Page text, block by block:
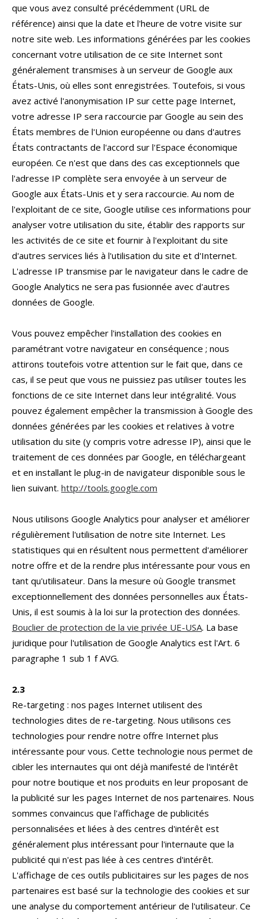
que vous avez consulté précédemment (URL de
référence) ainsi que la date et l'heure de votre visite sur
notre site web. Les informations générées par les cookies
concernant votre utilisation de ce site Internet sont
généralement transmises à un serveur de Google aux
États-Unis, où elles sont enregistrées. Toutefois, si vous
avez activé l'anonymisation IP sur cette page Internet,
votre adresse IP sera raccourcie par Google au sein des
États membres de l'Union européenne ou dans d'autres
États contractants de l'accord sur l'Espace économique
européen. Ce n'est que dans des cas exceptionnels que
l'adresse IP complète sera envoyée à un serveur de
Google aux États-Unis et y sera raccourcie. Au nom de
l'exploitant de ce site, Google utilise ces informations pour
analyser votre utilisation du site, établir des rapports sur
les activités de ce site et fournir à l'exploitant du site
d'autres services liés à l'utilisation du site et d'Internet.
L'adresse IP transmise par le navigateur dans le cadre de
Google Analytics ne sera pas fusionnée avec d'autres
données de Google.
Vous pouvez empêcher l'installation des cookies en
paramétrant votre navigateur en conséquence ; nous
attirons toutefois votre attention sur le fait que, dans ce
cas, il se peut que vous ne puissiez pas utiliser toutes les
fonctions de ce site Internet dans leur intégralité. Vous
pouvez également empêcher la transmission à Google des
données générées par les cookies et relatives à votre
utilisation du site (y compris votre adresse IP), ainsi que le
traitement de ces données par Google, en téléchargeant
et en installant le plug-in de navigateur disponible sous le
lien suivant. http://tools.google.com
Nous utilisons Google Analytics pour analyser et améliorer
régulièrement l'utilisation de notre site Internet. Les
statistiques qui en résultent nous permettent d'améliorer
notre offre et de la rendre plus intéressante pour vous en
tant qu'utilisateur. Dans la mesure où Google transmet
exceptionnellement des données personnelles aux États-
Unis, il est soumis à la loi sur la protection des données.
Bouclier de protection de la vie privée UE-USA. La base
juridique pour l'utilisation de Google Analytics est l'Art. 6
paragraphe 1 sub 1 f AVG.
2.3
Re-targeting : nos pages Internet utilisent des
technologies dites de re-targeting. Nous utilisons ces
technologies pour rendre notre offre Internet plus
intéressante pour vous. Cette technologie nous permet de
cibler les internautes qui ont déjà manifesté de l'intérêt
pour notre boutique et nos produits en leur proposant de
la publicité sur les pages Internet de nos partenaires. Nous
sommes convaincus que l'affichage de publicités
personnalisées et liées à des centres d'intérêt est
généralement plus intéressant pour l'internaute que la
publicité qui n'est pas liée à ces centres d'intérêt.
L'affichage de ces outils publicitaires sur les pages de nos
partenaires est basé sur la technologie des cookies et sur
une analyse du comportement antérieur de l'utilisateur. Ce